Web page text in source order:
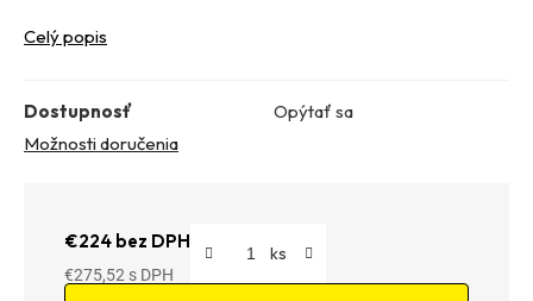
Celý popis
Dostupnosť
Opýtať sa
Možnosti doručenia
€224 bez DPH
€275,52